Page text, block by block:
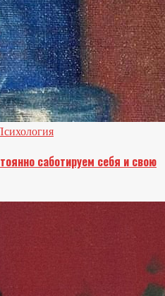
саботируем себя и свою